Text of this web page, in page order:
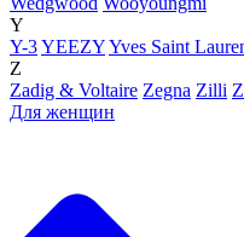
Y
Y-3YEEZYYves Saint
Z
Zadig & Voltaire Zegna Zilli
Для женщин